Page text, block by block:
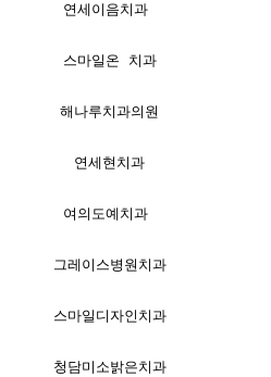
연세이음치과
스마일온 치과
해나루치과의원
연세현치과
여의도예치과
그레이스병원치과
스마일디자인치과
청담미소밝은치과